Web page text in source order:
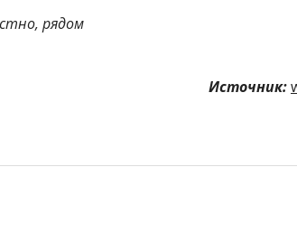
рядом
Источник: